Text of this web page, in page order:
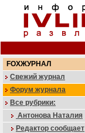
FOXЖУРНАЛ
Свежий журнал
Форум журнала
Все рубрики:
Антонова Наталия
Редактор сообщает